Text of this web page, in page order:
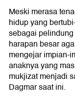
Meski merasa
hidup yang
sebagai
harapan besar
mengejar impian-
anaknya yang
mukjizat menjadi
Dagmar saat ini.